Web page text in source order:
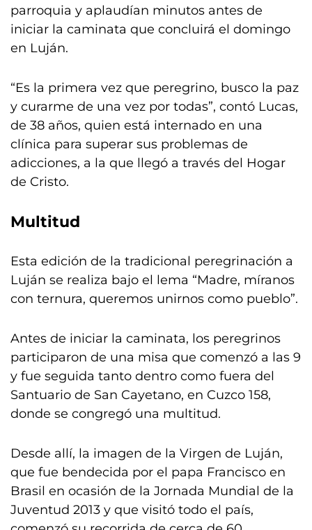
parroquia y aplaudían minutos antes de
iniciar la caminata que concluirá el domingo
en Luján.
“Es la primera vez que peregrino, busco la paz
y curarme de una vez por todas”, contó Lucas,
de 38 años, quien está internado en una
clínica para superar sus problemas de
adicciones, a la que llegó a través del Hogar
de Cristo.
Multitud
Esta edición de la tradicional peregrinación a
Luján se realiza bajo el lema “Madre, míranos
con ternura, queremos unirnos como pueblo”.
Antes de iniciar la caminata, los peregrinos
participaron de una misa que comenzó a las 9
y fue seguida tanto dentro como fuera del
Santuario de San Cayetano, en Cuzco 158,
donde se congregó una multitud.
Desde allí, la imagen de la Virgen de Luján,
que fue bendecida por el papa Francisco en
Brasil en ocasión de la Jornada Mundial de la
Juventud 2013 y que visitó todo el país,